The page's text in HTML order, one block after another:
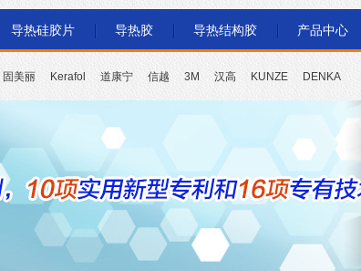
导热硅胶片 导热胶 导热结构胶 产品中心
固美丽 Kerafol 道康宁 信越 3M 汉高 KUNZE DENKA